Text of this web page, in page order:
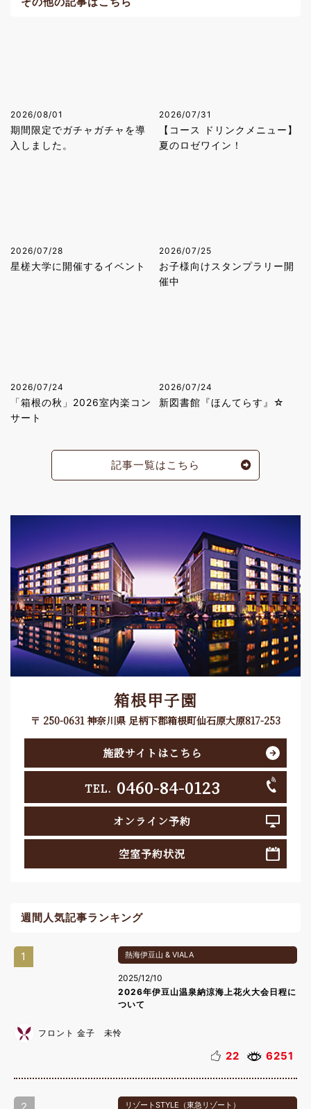
2026/08/01
期間限定でガチャガチャを導
入しました。
2026/07/31
【コース ドリンクメニュー】
夏のロゼワイン！
2026/07/28
星槎大学に開催するイベント
2026/07/25
お子様向けスタンプラリー開
催中
2026/07/24
「箱根の秋」2026室内楽コン
サート
2026/07/24
新図書館『ほんてらす』☆
記事一覧はこちら
箱根甲子園
〒 250-0631 神奈川県 足柄下郡箱根町仙石原大原817-253
施設サイトはこちら
TEL. 0460-84-0123
オンライン予約
空室予約状況
週間人気記事ランキング
1 熱海伊豆山 & VIALA
2025/12/10
2026年伊豆山温泉納涼海上花火大会日程に
ついて
フロント 金子 未怜
22 6251
リゾートSTYLE（東急リゾート）